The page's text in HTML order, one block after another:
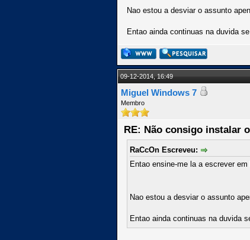
Nao estou a desviar o assunto
Entao ainda continuas na duvida
09-12-2014, 16:49
Miguel Windows 7
Membro
RE: Não consigo instalar
RaCcOn Escreveu:
Entao ensine-me la a escrever
Nao estou a desviar o assunto
Entao ainda continuas na duvida